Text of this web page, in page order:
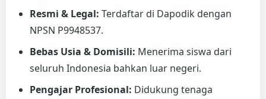
Resmi & Legal: Terdaftar di Dapodik dengan
NPSN P9948537.
Bebas Usia & Domisili: Menerima siswa dari
seluruh Indonesia bahkan luar negeri.
Pengajar Profesional: Didukung tenaga